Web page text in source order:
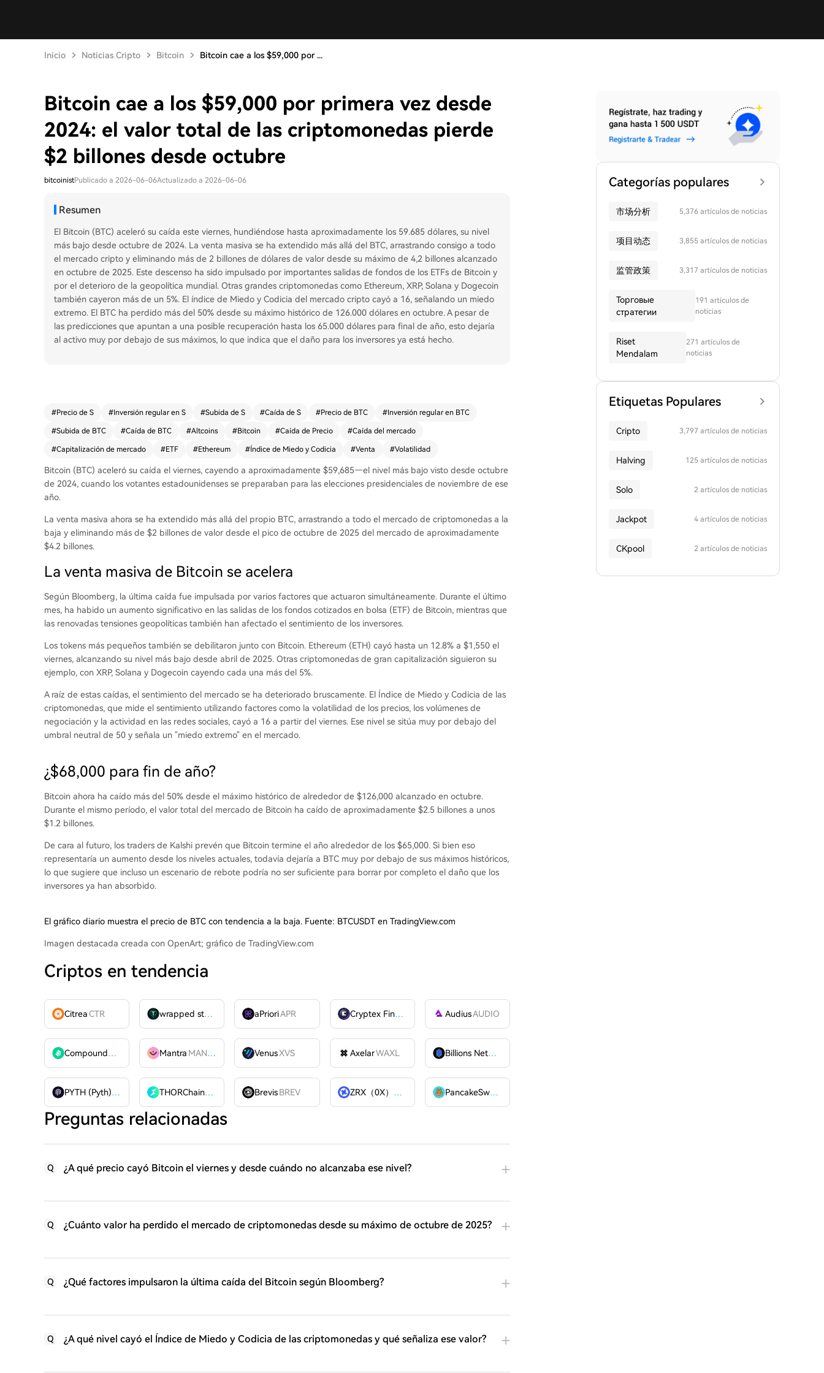
Inicio Noticias Cripto Bitcoin Bitcoin cae a los $59,000 por ...
Bitcoin cae a los $59,000 por primera vez desde
2024: el valor total de las criptomonedas pierde
$2 billones desde octubre
bitcoinistPublicado a 2026-06-06Actualizado a 2026-06-06
Resumen
El Bitcoin (BTC) aceleró su caída este viernes, hundiéndose hasta aproximadamente los 59.685 dólares, su nivel
más bajo desde octubre de 2024. La venta masiva se ha extendido más allá del BTC, arrastrando consigo a todo
el mercado cripto y eliminando más de 2 billones de dólares de valor desde su máximo de 4,2 billones alcanzado
en octubre de 2025. Este descenso ha sido impulsado por importantes salidas de fondos de los ETFs de Bitcoin y
por el deterioro de la geopolítica mundial. Otras grandes criptomonedas como Ethereum, XRP, Solana y Dogecoin
también cayeron más de un 5%. El índice de Miedo y Codicia del mercado cripto cayó a 16, señalando un miedo
extremo. El BTC ha perdido más del 50% desde su máximo histórico de 126.000 dólares en octubre. A pesar de
las predicciones que apuntan a una posible recuperación hasta los 65.000 dólares para final de año, esto dejaría
al activo muy por debajo de sus máximos, lo que indica que el daño para los inversores ya está hecho.
#Precio de S #Inversión regular en S #Subida de S #Caída de S #Precio de BTC #Inversión regular en BTC
#Subida de BTC #Caída de BTC #Altcoins #Bitcoin #Caída de Precio #Caída del mercado
#Capitalización de mercado #ETF #Ethereum #Índice de Miedo y Codicia #Venta #Volatilidad
Bitcoin (BTC) aceleró su caída el viernes, cayendo a aproximadamente $59,685—el nivel más bajo visto desde octubre
de 2024, cuando los votantes estadounidenses se preparaban para las elecciones presidenciales de noviembre de ese
año.
La venta masiva ahora se ha extendido más allá del propio BTC, arrastrando a todo el mercado de criptomonedas a la
baja y eliminando más de $2 billones de valor desde el pico de octubre de 2025 del mercado de aproximadamente
$4.2 billones.
La venta masiva de Bitcoin se acelera
Según Bloomberg, la última caída fue impulsada por varios factores que actuaron simultáneamente. Durante el último
mes, ha habido un aumento significativo en las salidas de los fondos cotizados en bolsa (ETF) de Bitcoin, mientras que
las renovadas tensiones geopolíticas también han afectado el sentimiento de los inversores.
Los tokens más pequeños también se debilitaron junto con Bitcoin. Ethereum (ETH) cayó hasta un 12.8% a $1,550 el
viernes, alcanzando su nivel más bajo desde abril de 2025. Otras criptomonedas de gran capitalización siguieron su
ejemplo, con XRP, Solana y Dogecoin cayendo cada una más del 5%.
A raíz de estas caídas, el sentimiento del mercado se ha deteriorado bruscamente. El Índice de Miedo y Codicia de las
criptomonedas, que mide el sentimiento utilizando factores como la volatilidad de los precios, los volúmenes de
negociación y la actividad en las redes sociales, cayó a 16 a partir del viernes. Ese nivel se sitúa muy por debajo del
umbral neutral de 50 y señala un "miedo extremo" en el mercado.
¿$68,000 para fin de año?
Bitcoin ahora ha caído más del 50% desde el máximo histórico de alrededor de $126,000 alcanzado en octubre.
Durante el mismo período, el valor total del mercado de Bitcoin ha caído de aproximadamente $2.5 billones a unos
$1.2 billones.
De cara al futuro, los traders de Kalshi prevén que Bitcoin termine el año alrededor de los $65,000. Si bien eso
representaría un aumento desde los niveles actuales, todavía dejaría a BTC muy por debajo de sus máximos históricos,
lo que sugiere que incluso un escenario de rebote podría no ser suficiente para borrar por completo el daño que los
inversores ya han absorbido.
El gráfico diario muestra el precio de BTC con tendencia a la baja. Fuente: BTCUSDT en TradingView.com
Imagen destacada creada con OpenArt; gráfico de TradingView.com
Criptos en tendencia
CitreaCTR wrapped stUSDT WSTUSDTaPrioriAPR Cryptex Finance AudiusAUDIO
Compound
COMP Mantra MANTRA VenusXVS AxelarWAXL Billions Network
PYTH (Pyth)
PYTH THORChain
RUNE BrevisBREV ZRX（0X）
ZRX PancakeSwap
Preguntas relacionadas
Q ¿A qué precio cayó Bitcoin el viernes y desde cuándo no alcanzaba ese nivel?
Q ¿Cuánto valor ha perdido el mercado de criptomonedas desde su máximo de octubre de 2025?
Q ¿Qué factores impulsaron la última caída del Bitcoin según Bloomberg?
Q ¿A qué nivel cayó el Índice de Miedo y Codicia de las criptomonedas y qué señaliza ese valor?
Categorías populares
市场分析 5,376 artículos de noticias
项目动态 3,855 artículos de noticias
监管政策 3,317 artículos de noticias
Торговые
стратегии
191 artículos de
noticias
Riset
Mendalam
271 artículos de
noticias
Etiquetas Populares
Cripto 3,797 artículos de noticias
Halving 125 artículos de noticias
Solo 2 artículos de noticias
Jackpot 4 artículos de noticias
CKpool 2 artículos de noticias